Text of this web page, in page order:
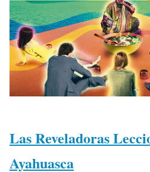
Las Reveladoras
Ayahuasca